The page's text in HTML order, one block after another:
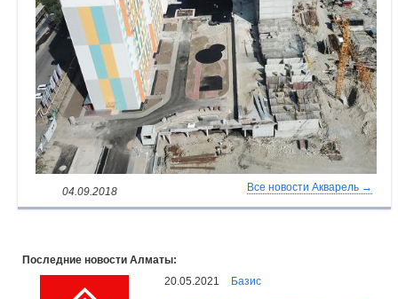
04.09.2018 Все новости Акварель →
Последние новости Алматы:
20.05.2021
Базис